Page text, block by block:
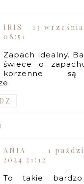
IRIS
13
08:51
Zapach idealny.
świece o
korzenne
ANIA
1
2024 21:12
To takie bardzo